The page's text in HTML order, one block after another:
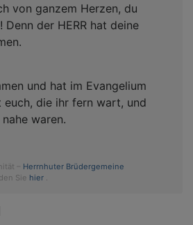
von ganzem Herzen, du
Denn der HERR hat deine
und hat im Evangelium
euch, die ihr fern wart, und
waren.
– Herrnhuter Brüdergemeine
Sie hier .